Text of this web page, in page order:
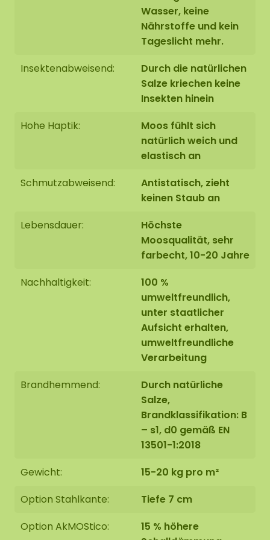
Ausführung 1: Kante nicht bearbeitet.Die Stirnseite
der unteren Platte ist schwarz. Die Kante des Moos
ist auf der schwarzen Platte sauber abgerundet.
+/- 8 KG pro m².
Ausführung 2: Kantenbearbeitung mit einer
Die Stahlkante ist mit einer
MAT schwarz RAL 9005 (Industrieschwarz)
versehen. Die schwarze Stahlumrandung der
160x80 cm. Damit hat das Moosbild ein Gewicht
speziell für Sie auf Bestellung in Asten, Niederlande,
Sie haben die Möglichkeit, das Ovales Moosbild
Selbst abholen im Florapark 14 in Asten
Liefern lassen
Unsere ovalen Moosbilder lassen sich mit unseren
speziellen Aufhängehaken leicht an einer Wand
Wasser, keine
Nährstoffe und kein
Tageslicht mehr.
Insektenabweisend:
Durch die natürlichen
Salze kriechen keine
Insekten hinein
Hohe Haptik:
Moos fühlt sich
natürlich weich und
elastisch an
Schmutzabweisend:
Antistatisch, zieht
keinen Staub an
Lebensdauer:
Höchste
Moosqualität, sehr
farbecht, 10-20 Jahre
Nachhaltigkeit:
100 %
umweltfreundlich,
unter staatlicher
Aufsicht erhalten,
umweltfreundliche
Verarbeitung
Brandhemmend:
Durch natürliche
Salze,
Brandklassifikation: B
– s1, d0 gemäß EN
13501-1:2018
Gewicht:
15-20 kg pro m²
Option Stahlkante:
Tiefe 7 cm
Option AkMOStico:
15 % höhere